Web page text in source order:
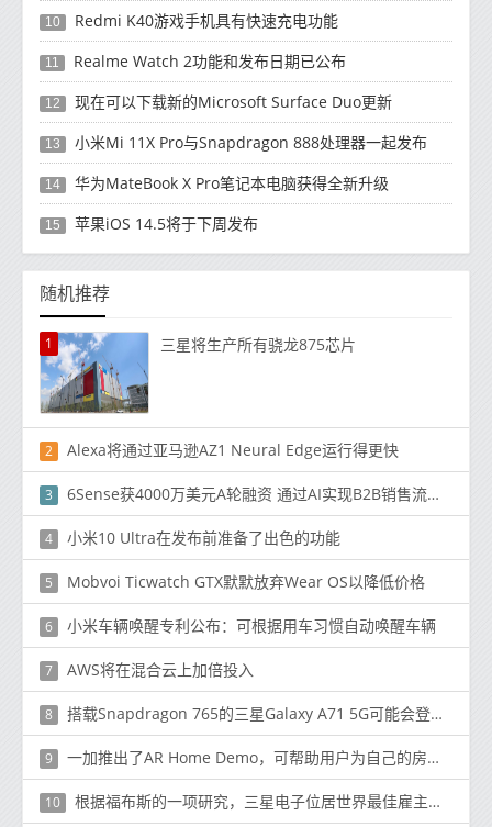
10 Redmi K40游戏手机具有快速充电功能
11 Realme Watch 2功能和发布日期已公布
12 现在可以下载新的Microsoft Surface Duo更新
13 小米Mi 11X Pro与Snapdragon 888处理器一起发布
14 华为MateBook X Pro笔记本电脑获得全新升级
15 苹果iOS 14.5将于下周发布
随机推荐
1 三星将生产所有骁龙875芯片
2 Alexa将通过亚马逊AZ1 Neural Edge运行得更快
3 6Sense获4000万美元A轮融资 通过AI实现B2B销售流程自动化
4 小米10 Ultra在发布前准备了出色的功能
5 Mobvoi Ticwatch GTX默默放弃Wear OS以降低价格
6 小米车辆唤醒专利公布：可根据用车习惯自动唤醒车辆
7 AWS将在混合云上加倍投入
8 搭载Snapdragon 765的三星Galaxy A71 5G可能会登陆美国
9 一加推出了AR Home Demo，可帮助用户为自己的房屋选择一加电视系列的尺寸
10 根据福布斯的一项研究，三星电子位居世界最佳雇主第一名